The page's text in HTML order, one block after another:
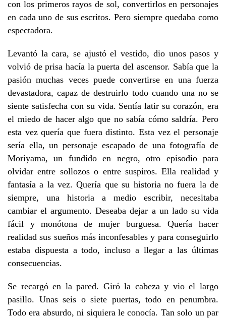
con los primeros rayos de sol, convertirlos en personajes
en cada uno de sus escritos. Pero siempre quedaba como
espectadora.
Levantó la cara, se ajustó el vestido, dio unos pasos y
volvió de prisa hacía la puerta del ascensor. Sabía que la
pasión muchas veces puede convertirse en una fuerza
devastadora, capaz de destruirlo todo cuando una no se
siente satisfecha con su vida. Sentía latir su corazón, era
el miedo de hacer algo que no sabía cómo saldría. Pero
esta vez quería que fuera distinto. Esta vez el personaje
sería ella, un personaje escapado de una fotografía de
Moriyama, un fundido en negro, otro episodio para
olvidar entre sollozos o entre suspiros. Ella realidad y
fantasía a la vez. Quería que su historia no fuera la de
siempre, una historia a medio escribir, necesitaba
cambiar el argumento. Deseaba dejar a un lado su vida
fácil y monótona de mujer burguesa. Quería hacer
realidad sus sueños más inconfesables y para conseguirlo
estaba dispuesta a todo, incluso a llegar a las últimas
consecuencias.
Se recargó en la pared. Giró la cabeza y vio el largo
pasillo. Unas seis o siete puertas, todo en penumbra.
Todo era absurdo, ni siquiera le conocía. Tan solo un par